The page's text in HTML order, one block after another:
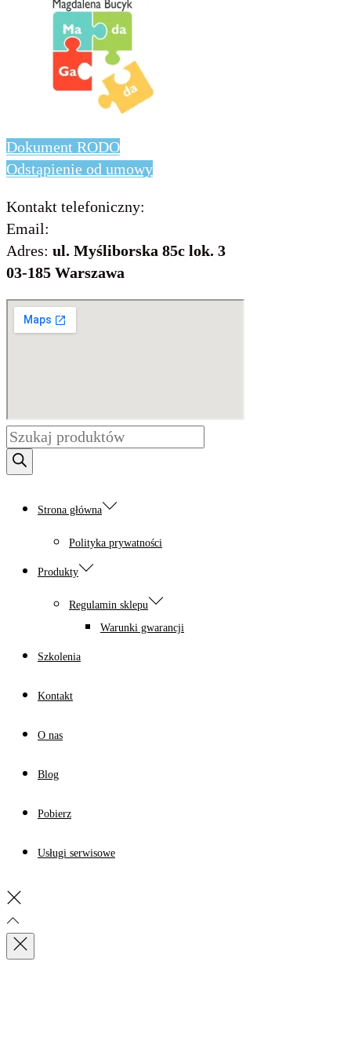
Dokument RODO
Odstąpienie od umowy
Kontakt telefoniczny:
Email:
Adres: ul. Myśliborska 85c lok. 3
03-185 Warszawa
Wyszukiwarka
produktów
Strona główna
Polityka prywatności
Produkty
Regulamin sklepu
Warunki gwarancji
Szkolenia
Kontakt
O nas
Blog
Pobierz
Usługi serwisowe